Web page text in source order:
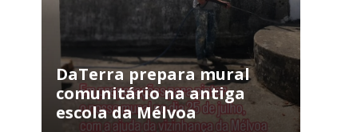
DaTerra prepara mural
comunitário na antiga
escola da Mélvoa